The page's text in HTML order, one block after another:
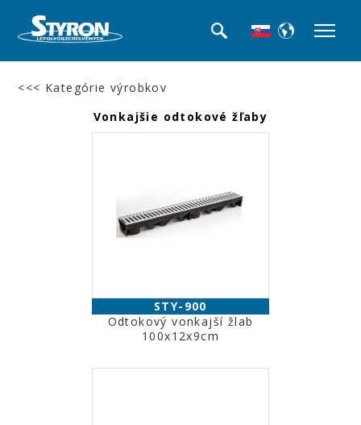
<<< Kategórie výrobkov
Vonkajšie odtokové žľaby
STY-900
Odtokový vonkajší žlab
100x12x9cm